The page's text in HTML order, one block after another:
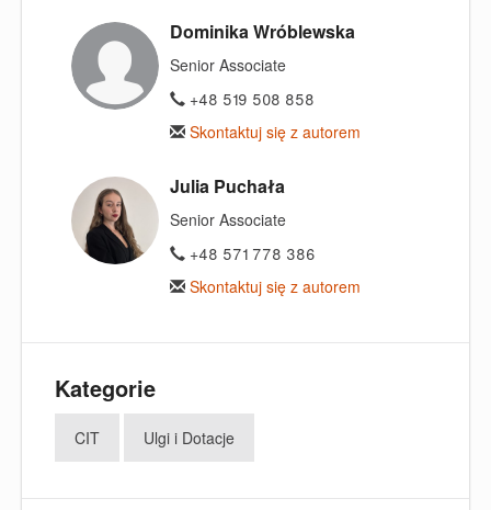
Dominika Wróblewska
Senior Associate
+48 519 508 858
Skontaktuj się z autorem
Julia Puchała
Senior Associate
+48 571 778 386
Skontaktuj się z autorem
Kategorie
CIT Ulgi i Dotacje